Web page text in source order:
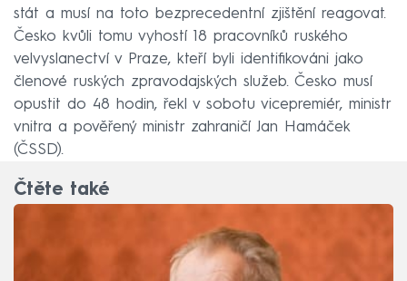
stát a musí na toto bezprecedentní zjištění reagovat.
Česko kvůli tomu vyhostí 18 pracovníků ruského
velvyslanectví v Praze, kteří byli identifikováni jako
členové ruských zpravodajských služeb. Česko musí
opustit do 48 hodin, řekl v sobotu vicepremiér, ministr
vnitra a pověřený ministr zahraničí Jan Hamáček
(ČSSD).
Čtěte také